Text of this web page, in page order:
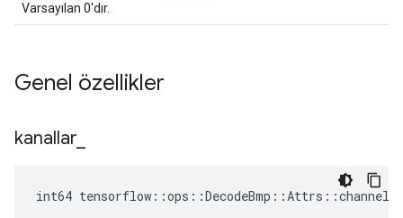
Varsayılan 0'dır.
Genel özellikler
kanallar
int64